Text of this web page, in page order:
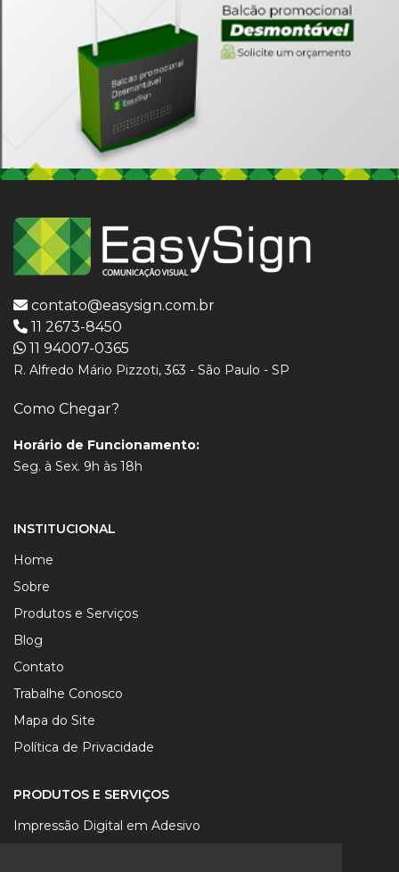
contato@easysign.com.br
11 2673-8450
11 94007-0365
R. Alfredo Mário Pizzoti, 363 - São Paulo - SP
Como Chegar?
Horário de Funcionamento:
Seg. à Sex. 9h às 18h
INSTITUCIONAL
Home
Sobre
Produtos e Serviços
Blog
Contato
Trabalhe Conosco
Mapa do Site
Política de Privacidade
PRODUTOS E SERVIÇOS
Impressão Digital em Adesivo